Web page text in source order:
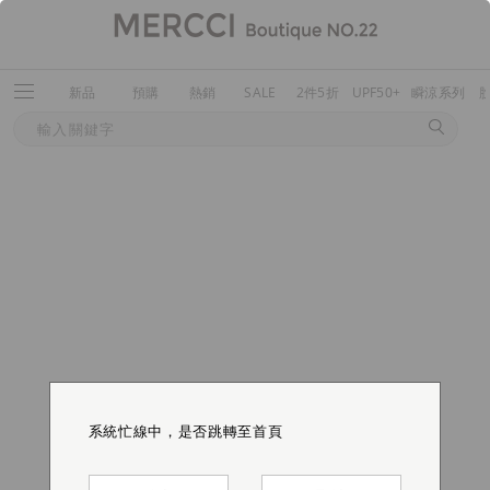
新品 預購 熱銷 SALE 2件5折 UPF50+ 瞬涼系列
系統忙線中，是否跳轉至首頁
系統忙線中，是否跳轉至首頁
系統忙線中，是否跳轉至首頁
系統忙線中，是否跳轉至首頁
系統忙線中，是否跳轉至首頁